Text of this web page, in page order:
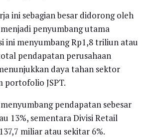
ini sebagian besar didorong oleh
penyumbang utama
ini menyumbang Rp1,8 triliun atau
pendapatan perusahaan
daya tahan sektor
portofolio JSPT.
pendapatan sebesar
13%, sementara Divisi Retail
miliar atau sekitar 6%.